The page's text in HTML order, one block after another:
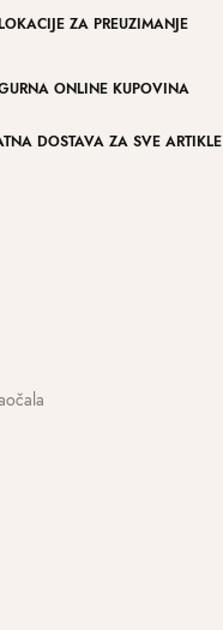
ZA PREUZIMANJE
ONLINE KUPOVINA
DOSTAVA ZA SVE ARTIKLE